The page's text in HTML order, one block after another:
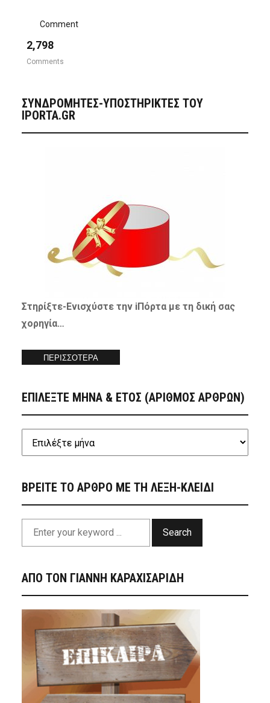
Comment
2,798
Comments
ΣΥΝΔΡΟΜΗΤΈΣ-ΥΠΟΣΤΗΡΙΚΤΈΣ ΤΟΥ
IPORTA.GR
Στηρίξτε-Ενισχύστετην iΠόρτα με τη δική σας
χορηγία…
ΠΕΡΙΣΣΟΤΕΡΑ
ΕΠΙΛΕΞΤΕ ΜΗΝΑ & ΕΤΟΣ (ΑΡΙΘΜΟΣ ΑΡΘΡΩΝ)
ΒΡΕΙΤΕ ΤΟ ΑΡΘΡΟ ΜΕ ΤΗ ΛΕΞΗ-ΚΛΕΙΔΙ
Search
ΑΠΟ ΤΟΝ ΓΙΑΝΝΗ ΚΑΡΑΧΙΣΑΡΙΔΗ